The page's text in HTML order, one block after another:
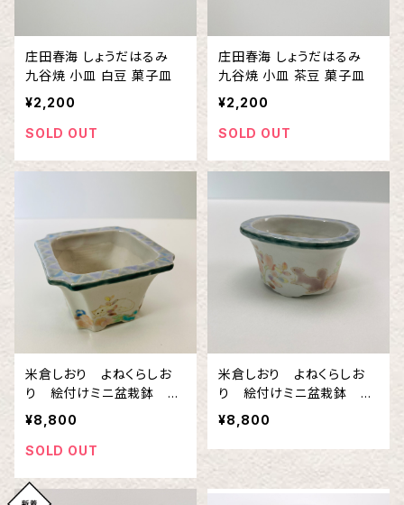
庄田春海 しょうだはるみ
九谷焼 小皿 白豆 菓子皿
¥2,200
SOLD OUT
庄田春海 しょうだはるみ
九谷焼 小皿 茶豆 菓子皿
¥2,200
SOLD OUT
米倉しおり よねくらしお
り 絵付けミニ盆栽鉢 ネ
コとウサギ
¥8,800
SOLD OUT
米倉しおり よねくらしお
り 絵付けミニ盆栽鉢 り
すとハリネズミ
¥8,800